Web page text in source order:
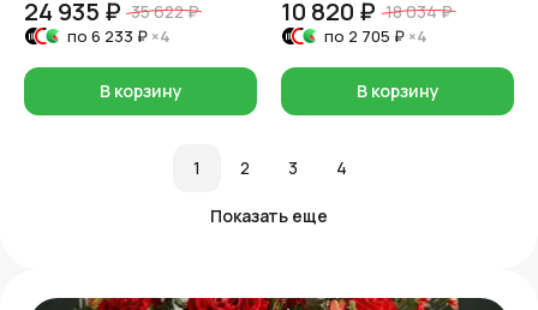
24 935 ₽ 35 622 ₽
по 6 233 ₽ ×4
В корзину
10 820 ₽ 18 034 ₽
по 2 705 ₽ ×4
В корзину
1 2 3 4
Показать еще